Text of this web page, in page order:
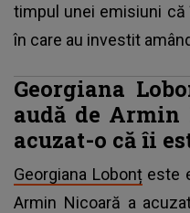
timpul unei emisiuni că
în care au investit
Georgiana
audă de Armin
acuzat-o că îi
Georgiana Lobonț este
Armin Nicoară a